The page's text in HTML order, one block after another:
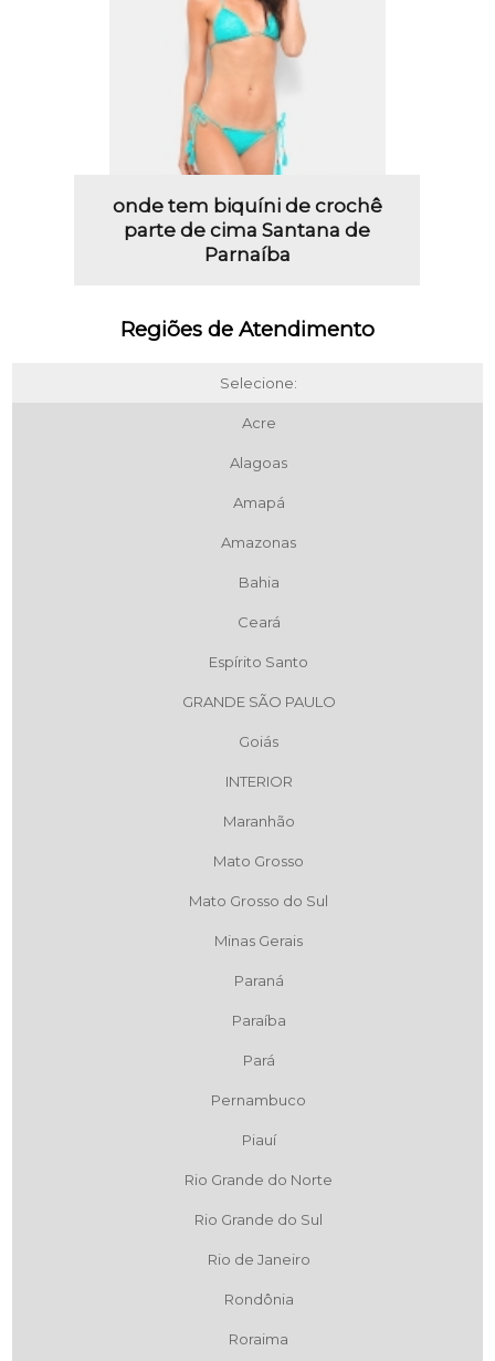
onde tem biquíni de crochê
parte de cima Santana de
Parnaíba
Regiões de Atendimento
Selecione:
Acre
Alagoas
Amapá
Amazonas
Bahia
Ceará
Espírito Santo
GRANDE SÃO PAULO
Goiás
INTERIOR
Maranhão
Mato Grosso
Mato Grosso do Sul
Minas Gerais
Paraná
Paraíba
Pará
Pernambuco
Piauí
Rio Grande do Norte
Rio Grande do Sul
Rio de Janeiro
Rondônia
Roraima